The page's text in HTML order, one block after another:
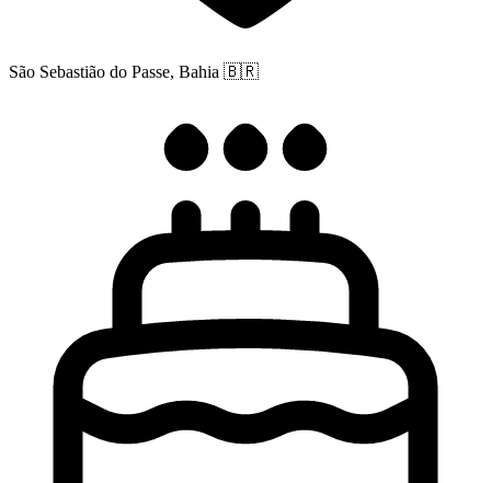
São Sebastião do Passe, Bahia 🇧🇷